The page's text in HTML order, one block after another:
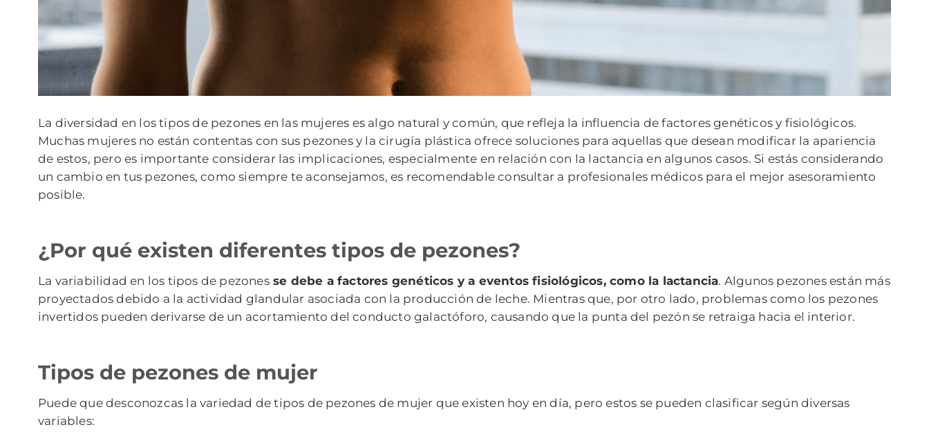
La diversidad en los tipos de pezones en las mujeres es algo natural y común, que refleja la influencia de factores genéticos y fisiológicos.
Muchas mujeres no están contentas con sus pezones y la cirugía plástica ofrece soluciones para aquellas que desean modificar la apariencia
de estos, pero es importante considerar las implicaciones, especialmente en relación con la lactancia en algunos casos. Si estás considerando
un cambio en tus pezones, como siempre te aconsejamos, es recomendable consultar a profesionales médicos para el mejor asesoramiento
posible.
¿Por qué existen diferentes tipos de pezones?
La variabilidad en los tipos de pezonesse debe a factores genéticos y a eventos fisiológicos, como la lactancia. Algunos pezones están más
proyectados debido a la actividad glandular asociada con la producción de leche. Mientras que, por otro lado, problemas como los pezones
invertidos pueden derivarse de un acortamiento del conducto galactóforo, causando que la punta del pezón se retraiga hacia el interior.
Tipos de pezones de mujer
Puede que desconozcas la variedad de tipos de pezones de mujer que existen hoy en día, pero estos se pueden clasificar según diversas
variables: